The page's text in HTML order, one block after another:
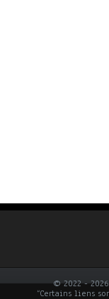
© 2022 -
“Certains liens